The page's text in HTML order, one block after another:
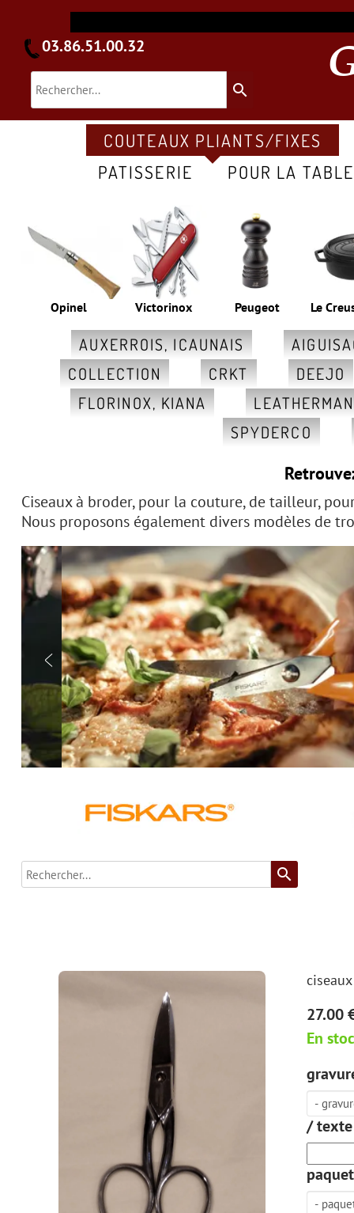
search
AUXERROIS, ICAUNAIS
COLLECTION
CRKT
DEEJO
FLORINOX, KIANA
LEATHERMAN
SPYDERCO
Peugeot Le
Victorinox
Opinel
COUTEAUX PLIANTS/FIXES
PATISSERIE
POUR LA TABLE
03.86.51.00.32
Ciseaux à broder, pour la couture, de tailleur,
Nous proposons également divers modèles de

search
27.00
En
/ texte